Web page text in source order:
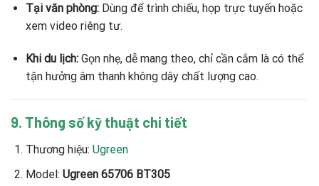
Tại văn phòng:Dùng để trình chiếu, họp trực tuyến hoặc
xem video riêng tư.
Khi du lịch:Gọn nhẹ, dễ mang theo, chỉ cần cắm là có thể
tận hưởng âm thanh không dây chất lượng cao.
9. Thông số kỹ thuật chi tiết
Thương hiệu: Ugreen
Model: Ugreen 65706 BT305